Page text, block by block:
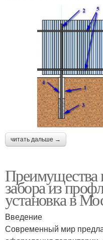
читать дальше →
Преимущества
забора из
установка в
Введение
Современный мир